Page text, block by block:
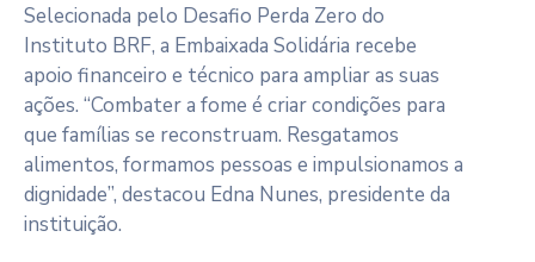
Selecionada pelo Desafio Perda Zero do
Instituto BRF, a Embaixada Solidária recebe
apoio financeiro e técnico para ampliar as suas
ações. “Combater a fome é criar condições para
que famílias se reconstruam. Resgatamos
alimentos, formamos pessoas e impulsionamos a
dignidade”, destacou Edna Nunes, presidente da
instituição.